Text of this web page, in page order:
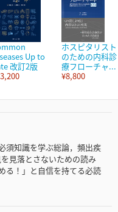
Up to
改訂2版
ホスピタリスト
のための内科診
療フローチャ...
¥8,800
須知識を学ぶ総論，頻出疾
見落とさないための読み
る！」と自信を持てる必読